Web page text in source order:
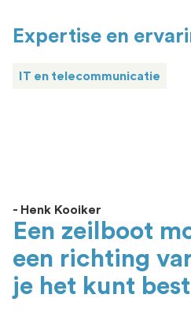
Expertise en
IT en telecommunicatie
- Henk Kooiker
Een zeilboot
een richting
je het kunt